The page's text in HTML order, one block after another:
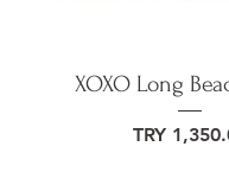
XOXO Long
Price
TRY